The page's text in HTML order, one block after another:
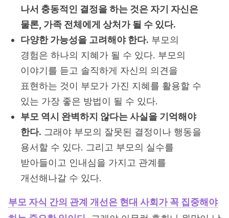
나서 충동적인 결정을 하는 것은 자기 자신은
물론, 가족 전체에게 상처가 될 수 있다.
다양한 가능성을 고려해야 한다. 부모의
경험은 하나의 지혜가 될 수 있다. 부모의
이야기를 듣고 솔직하게 자신의 의견을
표현하는 것이 부모가 가진 지혜를 활용할 수
있는 가장 좋은 방법이 될 수 있다.
부모 역시 완벽하지 않다는 사실을 기억해야
한다. 그래야 부모의 잘못된 결정이나 행동을
용서할 수 있다. 그리고 부모의 실수를
받아들이고 인내심을 가지고 관계를
개선해나갈 수 있다.
부모 자식 간의 관계 개선은 현대 사회가 꼭 집중해야